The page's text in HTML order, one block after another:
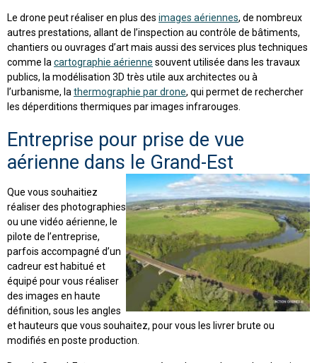
Le drone peut réaliser en plus des images aériennes, de nombreux
autres prestations, allant de l’inspection au contrôle de bâtiments,
chantiers ou ouvrages d’art mais aussi des services plus techniques
comme la cartographie aérienne souvent utilisée dans les travaux
publics, la modélisation 3D très utile aux architectes ou à
l’urbanisme, la thermographie par drone, qui permet de rechercher
les déperditions thermiques par images infrarouges.
Entreprise pour prise de vue
aérienne dans le Grand-Est
Que vous souhaitiez
réaliser des photographies
ou une vidéo aérienne, le
pilote de l’entreprise,
parfois accompagné d’un
cadreur est habitué et
équipé pour vous réaliser
des images en haute
définition, sous les angles
et hauteurs que vous souhaitez, pour vous les livrer brute ou
modifiés en poste production.